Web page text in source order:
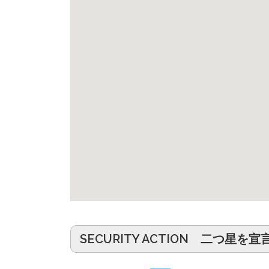
SECURITY ACTION 二つ星を宣